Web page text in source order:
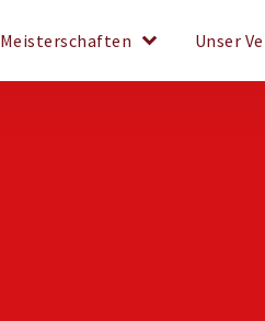
Meisterschaften keyboard_arrow_down Unser